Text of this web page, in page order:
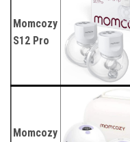
Momcozy
S12 Pro
Momcozy